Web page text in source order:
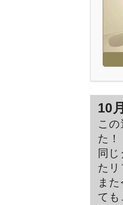
10
こ
た！
同
た
ま
て